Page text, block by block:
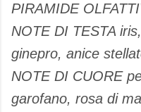
PIRAMIDE
NOTE DI TESTA
ginepro, anice
NOTE DI CUORE
garofano, rosa di